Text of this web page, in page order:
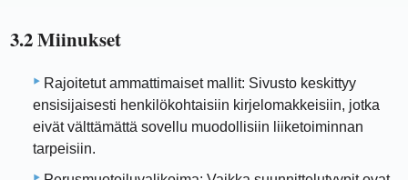
3.2 Miinukset
Rajoitetut ammattimaiset mallit: Sivusto keskittyy
ensisijaisesti henkilökohtaisiin kirjelomakkeisiin, jotka
eivät välttämättä sovellu muodollisiin liiketoiminnan
tarpeisiin.